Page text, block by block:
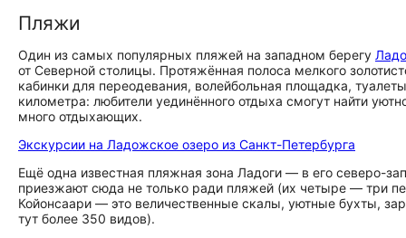
Пляжи
Один из самых популярных пляжей на западном берегу
от Северной столицы. Протяжённая полоса мелкого
кабинки для переодевания, волейбольная площадка,
километра: любители уединённого отдыха смогут найти
много отдыхающих.
Экскурсии на Ладожское озеро из Санкт-Петербурга
Ещё одна известная пляжная зона Ладоги — в его северо-
приезжают сюда не только ради пляжей (их четыре — три
Койонсаари — это величественные скалы, уютные бухты,
тут более 350 видов).